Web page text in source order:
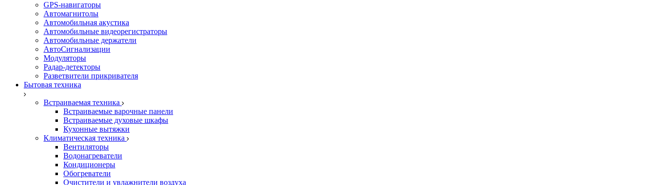
GPS-навигаторы
Автомагнитолы
Автомобильная акустика
Автомобильные видеорегистраторы
Автомобильные держатели
АвтоСигнализации
Модуляторы
Радар-детекторы
Разветвители прикривателя
Бытовая техника
Встраиваемая техника
Встраиваемые варочные панели
Встраиваемые духовые шкафы
Кухонные вытяжки
Климатическая техника
Вентиляторы
Водонагреватели
Кондиционеры
Обогреватели
Очистители и увлажнители воздуха